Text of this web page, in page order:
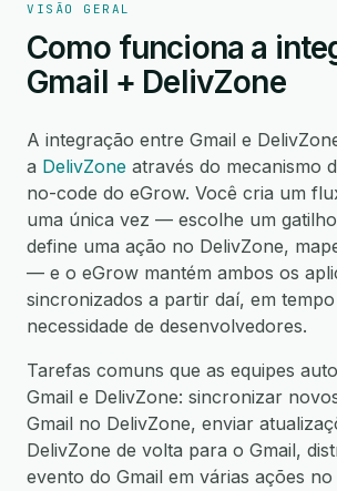
VISÃO GERAL
Como funciona a
Gmail + DelivZone
A integração entre Gmail e
a DelivZone através do mecanismo
no-code do eGrow. Você cria um
uma única vez — escolhe um
define uma ação no DelivZone,
— e o eGrow mantém ambos os
sincronizados a partir daí, em
necessidade de desenvolvedores.
Tarefas comuns que as equipes
Gmail e DelivZone: sincronizar
Gmail no DelivZone, enviar
DelivZone de volta para o Gmail,
evento do Gmail em várias ações